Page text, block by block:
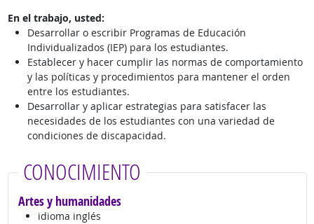
En el trabajo, usted:
Desarrollar o escribir Programas de Educación
Individualizados (IEP) para los estudiantes.
Establecer y hacer cumplir las normas de comportamiento
y las políticas y procedimientos para mantener el orden
entre los estudiantes.
Desarrollar y aplicar estrategias para satisfacer las
necesidades de los estudiantes con una variedad de
condiciones de discapacidad.
CONOCIMIENTO
Artes y humanidades
idioma inglés